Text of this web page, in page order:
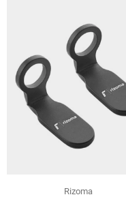
Rizoma